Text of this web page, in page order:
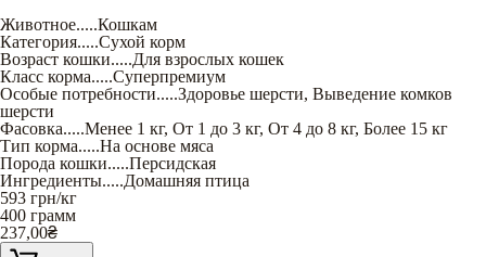
Животное.....Кошкам
Категория.....Сухой корм
Возраст кошки.....Для взрослых кошек
Класс корма.....Суперпремиум
Особые потребности.....Здоровье шерсти, Выведение комков
шерсти
Фасовка.....Менее 1 кг, От 1 до 3 кг, От 4 до 8 кг, Более 15 кг
Тип корма.....На основе мяса
Порода кошки.....Персидская
Ингредиенты.....Домашняя птица
593 грн/кг
400 грамм
237,00₴